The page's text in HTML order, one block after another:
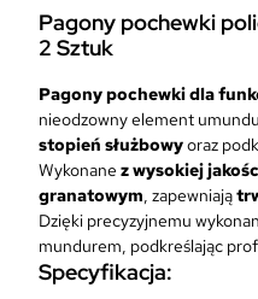
o
a
0
0
n
o
i
:
2
1
,
9
9
Pagony pochewki
2 Sztuk
Pagony pochewki dla
nieodzowny element
stopień służbowyoraz
Wykonane zwysokiej
granatowym , zapewniają
Dzięki precyzyjnemu
mundurem, podkreślając
Specyfikacja: